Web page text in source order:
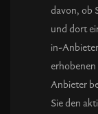
davon, ob
und dort
in-
Anbieter
Sie den